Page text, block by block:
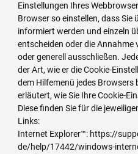
Einstellungen Ihres
Browser so einstellen, dass Sie
informiert werden und einzeln
entscheiden oder die
oder generell ausschließen.
der Art, wie er die Cookie-
dem Hilfemenü jedes Browsers
erläutert, wie Sie Ihre Cookie-
Diese finden Sie für die
Links:
Internet Explorer™: https://
de/help/17442/windows-